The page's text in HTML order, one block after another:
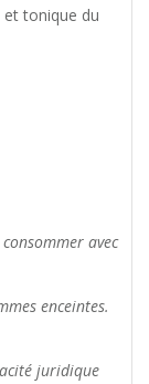
et tonique du
avec
enceintes.
juridique